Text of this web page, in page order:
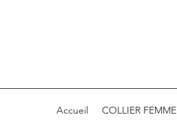
Accueil COLLIER FEMME